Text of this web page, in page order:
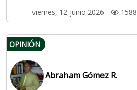
viernes, 12 junio 2026 - 1588
OPINIÓN
Abraham Gómez R.